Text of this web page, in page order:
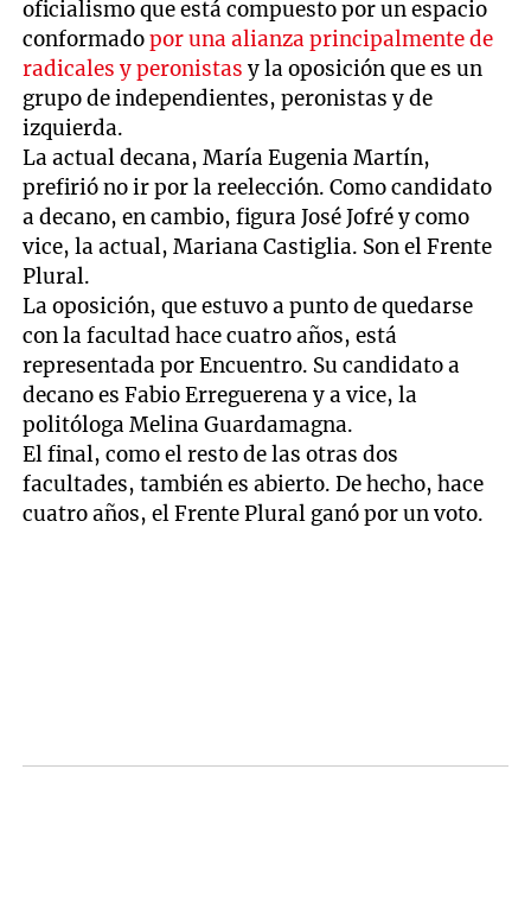
oficialismo que está compuesto por un espacio
conformadopor una alianza principalmente de
radicales y peronistas y la oposición que es un
grupo de independientes, peronistas y de
izquierda.
La actual decana, María Eugenia Martín,
prefirió no ir por la reelección. Como candidato
a decano, en cambio, figura José Jofré y como
vice, la actual, Mariana Castiglia. Son el Frente
Plural.
La oposición, que estuvo a punto de quedarse
con la facultad hace cuatro años, está
representada por Encuentro. Su candidato a
decano es Fabio Erreguerena y a vice, la
politóloga Melina Guardamagna.
El final, como el resto de las otras dos
facultades, también es abierto. De hecho, hace
cuatro años, el Frente Plural ganó por un voto.